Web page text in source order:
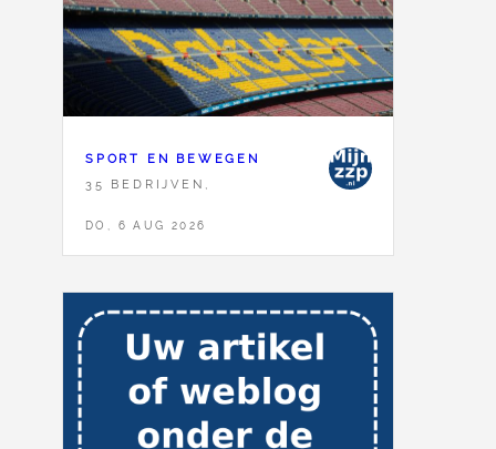
SPORT EN BEWEGEN
35 BEDRIJVEN,
DO, 6 AUG 2026